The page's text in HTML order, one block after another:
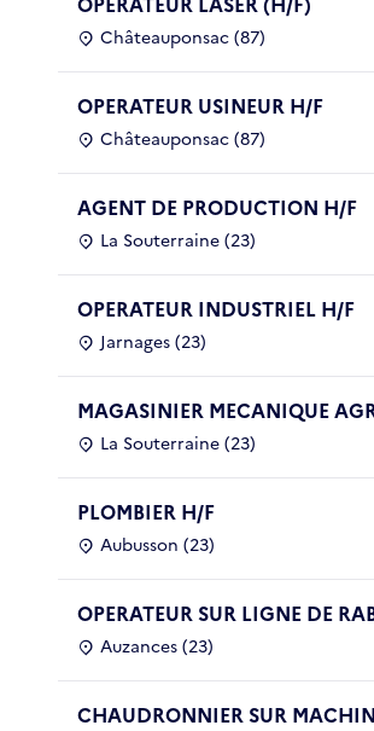
Châteauponsac (87)
OPERATEUR USINEUR H/F
Châteauponsac (87)
AGENT DE PRODUCTION H/F
La Souterraine (23)
OPERATEUR INDUSTRIEL H/F
Jarnages (23)
MAGASINIER MECANIQUE
La Souterraine (23)
PLOMBIER H/F
Aubusson (23)
OPERATEUR SUR LIGNE DE
Auzances (23)
CHAUDRONNIER SUR